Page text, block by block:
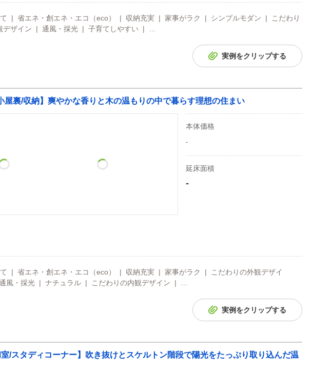
て | 省エネ・創エネ・エコ（eco） | 収納充実 | 家事がラク | シンプルモダン | こだわり
デザイン | 通風・採光 | 子育てしやすい | …
実例をクリップする
屋裏/収納】爽やかな香りと木の温もりの中で暮らす理想の住まい
本体価格
-
延床面積
-
| 省エネ・創エネ・エコ（eco） | 収納充実 | 家事がラク | こだわりの外観デザイ
風・採光 | ナチュラル | こだわりの内観デザイン | …
実例をクリップする
室/スタディコーナー】吹き抜けとスケルトン階段で陽光をたっぷり取り込んだ温